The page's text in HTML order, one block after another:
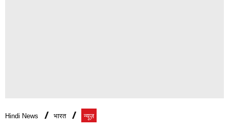
Hindi News भारत न्यूज़